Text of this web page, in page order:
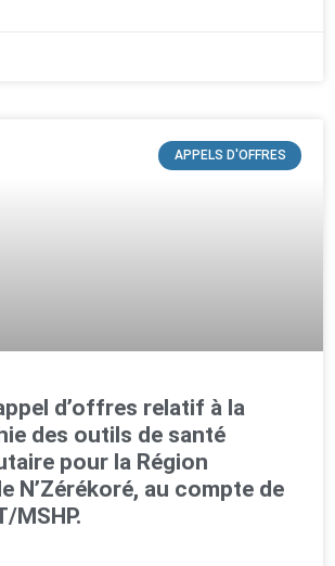
APPELS D'OFFRES
d’offres relatif à la
des outils de santé
pour la Région
N’Zérékoré, au compte de
MSHP.